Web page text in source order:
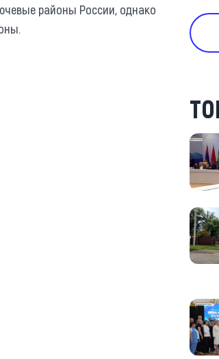
районы России, однако